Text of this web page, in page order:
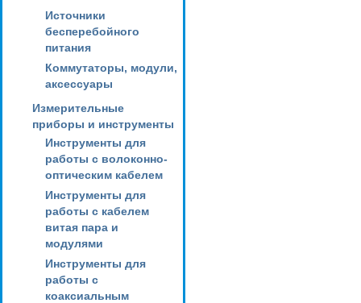
Источники
бесперебойного
питания
Коммутаторы, модули,
аксессуары
Измерительные
приборы и инструменты
Инструменты для
работы с волоконно-
оптическим кабелем
Инструменты для
работы с кабелем
витая пара и
модулями
Инструменты для
работы с
коаксиальным